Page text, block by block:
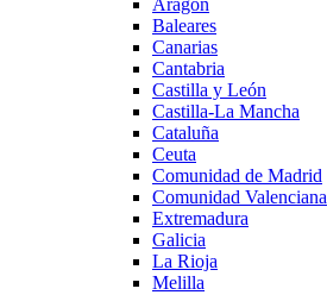
Baleares
Canarias
Cantabria
Castilla y León
Castilla-La Mancha
Cataluña
Ceuta
Comunidad de Madrid
Comunidad Valenciana
Extremadura
Galicia
La Rioja
Melilla